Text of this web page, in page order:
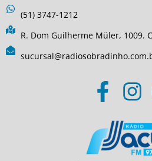
(51) 3747-1212
R. Dom Guilherme Müler, 1009.